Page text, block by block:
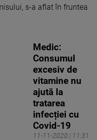
s-a aflat în fruntea
11-11-2020 | 11:31
Medic:
Consumul
excesiv de
vitamine nu
ajută la
tratarea
infecției cu
Covid-19